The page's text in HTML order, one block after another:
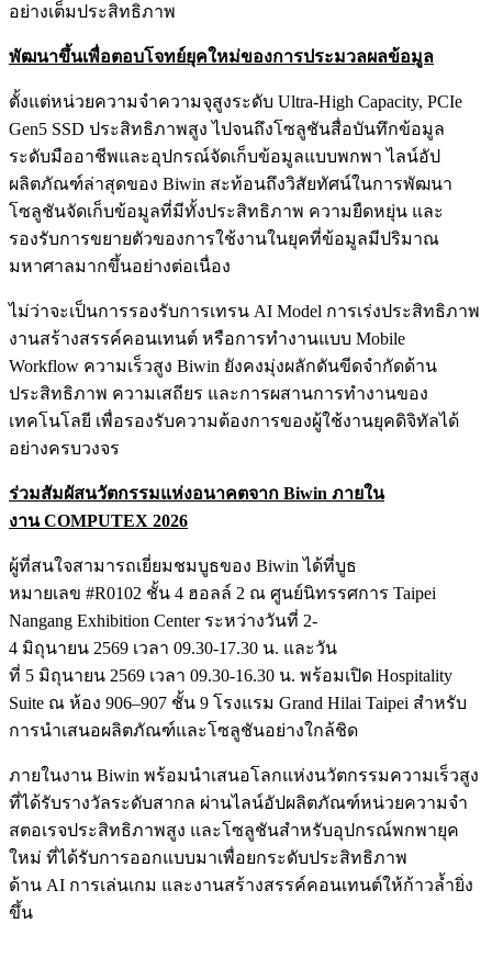
อย่างเต็มประสิทธิภาพ
พัฒนาขึ้นเพื่อตอบโจทย์ยุคใหม่ของการประมวลผลข้อมูล
ตั้งแต่หน่วยความจำความจุสูงระดับ Ultra-High Capacity, PCIe
Gen5 SSD ประสิทธิภาพสูง ไปจนถึงโซลูชันสื่อบันทึกข้อมูล
ระดับมืออาชีพและอุปกรณ์จัดเก็บข้อมูลแบบพกพา ไลน์อัป
ผลิตภัณฑ์ล่าสุดของ Biwin สะท้อนถึงวิสัยทัศน์ในการพัฒนา
โซลูชันจัดเก็บข้อมูลที่มีทั้งประสิทธิภาพ ความยืดหยุ่น และ
รองรับการขยายตัวของการใช้งานในยุคที่ข้อมูลมีปริมาณ
มหาศาลมากขึ้นอย่างต่อเนื่อง
ไม่ว่าจะเป็นการรองรับการเทรน AI Model การเร่งประสิทธิภาพ
งานสร้างสรรค์คอนเทนต์ หรือการทำงานแบบ Mobile
Workflow ความเร็วสูง Biwin ยังคงมุ่งผลักดันขีดจำกัดด้าน
ประสิทธิภาพ ความเสถียร และการผสานการทำงานของ
เทคโนโลยี เพื่อรองรับความต้องการของผู้ใช้งานยุคดิจิทัลได้
อย่างครบวงจร
ร่วมสัมผัสนวัตกรรมแห่งอนาคตจาก Biwin ภายใน
งาน COMPUTEX 2026
ผู้ที่สนใจสามารถเยี่ยมชมบูธของ Biwin ได้ที่บูธ
หมายเลข #R0102 ชั้น 4 ฮอลล์ 2 ณ ศูนย์นิทรรศการ Taipei
Nangang Exhibition Center ระหว่างวันที่ 2-
4 มิถุนายน 2569 เวลา 09.30-17.30 น. และวัน
ที่ 5 มิถุนายน 2569 เวลา 09.30-16.30 น. พร้อมเปิด Hospitality
Suite ณ ห้อง 906–907 ชั้น 9 โรงแรม Grand Hilai Taipei สำหรับ
การนำเสนอผลิตภัณฑ์และโซลูชันอย่างใกล้ชิด
ภายในงาน Biwin พร้อมนำเสนอโลกแห่งนวัตกรรมความเร็วสูง
ที่ได้รับรางวัลระดับสากล ผ่านไลน์อัปผลิตภัณฑ์หน่วยความจำ
สตอเรจประสิทธิภาพสูง และโซลูชันสำหรับอุปกรณ์พกพายุค
ใหม่ ที่ได้รับการออกแบบมาเพื่อยกระดับประสิทธิภาพ
ด้าน AI การเล่นเกม และงานสร้างสรรค์คอนเทนต์ให้ก้าวล้ำยิ่ง
ขึ้น